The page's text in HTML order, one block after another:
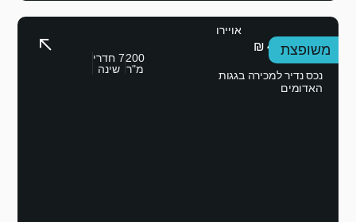
2007 חדרי
שינה